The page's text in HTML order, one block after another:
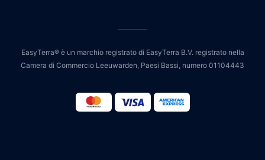
EasyTerra® è un marchio registrato di EasyTerra B.V. registrato nella
Camera di Commercio Leeuwarden, Paesi Bassi, numero 01104443